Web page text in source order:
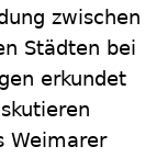
zwischen
Städten bei
erkundet
Weimarer